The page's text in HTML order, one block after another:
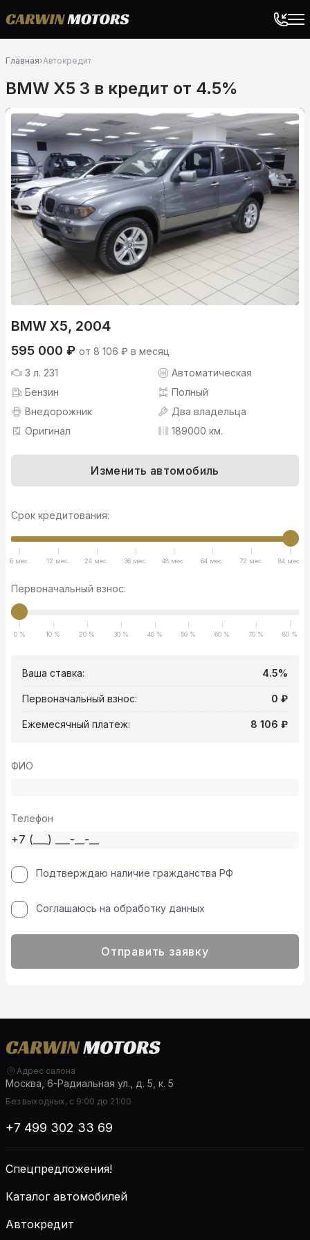
Главная›Автокредит
BMW X5 3 в кредит от 4.5%
BMW X5, 2004
595 000 ₽ от 8 106 ₽ в месяц
3 л. 231
Автоматическая
Бензин
Полный
Внедорожник
Два владельца
Оригинал
189000 км.
Изменить автомобиль
Срок кредитования:
6 мес. 12 мес. 24 мес. 36 мес. 48 мес. 64 мес. 72 мес. 84 мес.
Первоначальный взнос:
0 % 10 % 20 % 30 % 40 % 50 % 60 % 70 % 80 %
Ваша ставка: 4.5%
Первоначальный взнос: 0 ₽
Ежемесячный платеж: 8 106 ₽
ФИО
Телефон
Подтверждаю наличие гражданства РФ
Соглашаюсь на обработку данных
Отправить заявку
Адрес салона
Москва, 6-Радиальная ул., д. 5, к. 5
Без выходных, с 9:00 до 21:00
+7 499 302 33 69
Спецпредложения!
Каталог автомобилей
Автокредит